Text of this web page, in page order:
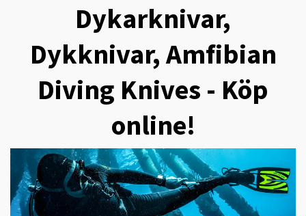
Dykarknivar,
Dykknivar, Amfibian
Diving Knives - Köp
online!